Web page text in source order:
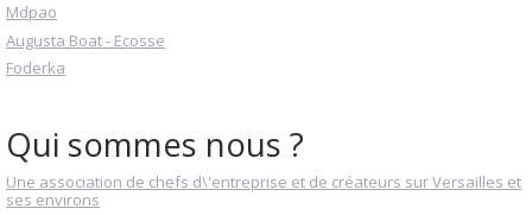
Mdpao
Augusta Boat - Ecosse
Foderka
Qui sommes nous ?
Une association de chefs d\'entreprise et de créateurs sur Versailles et
ses environs